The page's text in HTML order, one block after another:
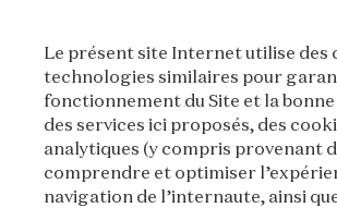
VAN CLEEF & ARPELS
MENTIONS LÉGALES
Le présent site Internet utilise des
technologies similaires pour
fonctionnement du Site et la
des services ici proposés, des
analytiques (y compris provenant
comprendre et optimiser
navigation de l’internaute, ainsi